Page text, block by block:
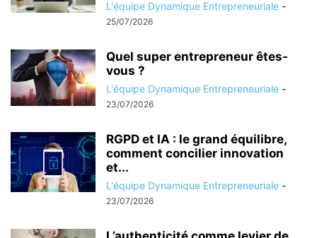
L'équipe Dynamique Entrepreneuriale -
25/07/2026
Quel super entrepreneur êtes-
vous ?
L'équipe Dynamique Entrepreneuriale -
23/07/2026
RGPD et IA : le grand équilibre,
comment concilier innovation
et...
L'équipe Dynamique Entrepreneuriale -
23/07/2026